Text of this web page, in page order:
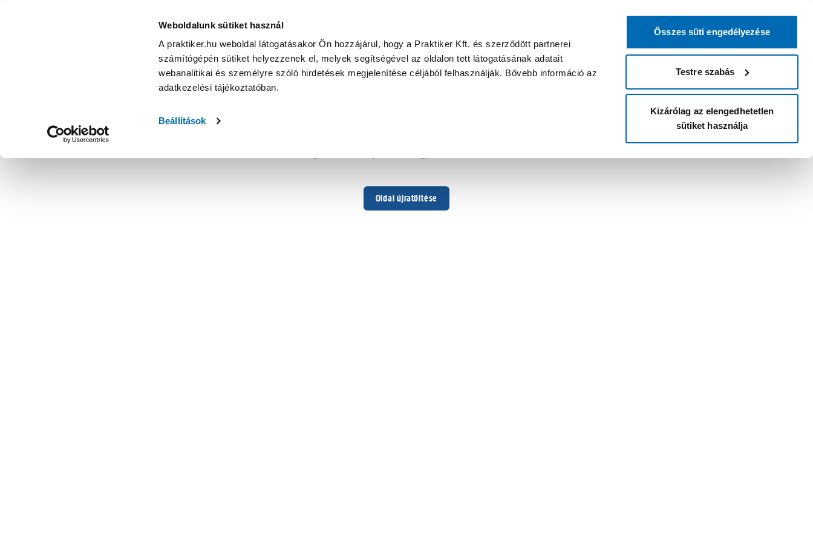
Weboldalunk sütiket használ
A praktiker.hu weboldal látogatásakor Ön hozzájárul, hogy a Praktiker Kft. és szerződött partnerei
számítógépén sütiket helyezzenek el, melyek segítségével az oldalon tett látogatásának adatait
webanalitikai és személyre szóló hirdetések megjelenítése céljából felhasználják. Bővebb információ az
adatkezelési tájékoztatóban.
Beállítások
Összes süti engedélyezése
Testre szabás
Kizárólag az elengedhetetlen
sütiket használja
Oldal újratöltése